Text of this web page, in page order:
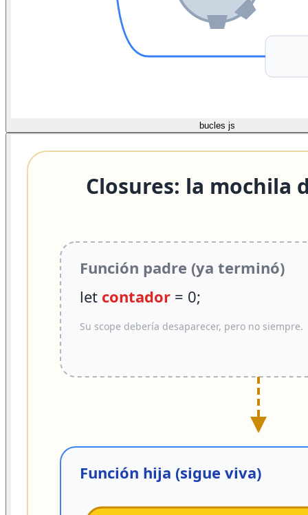
bucles js